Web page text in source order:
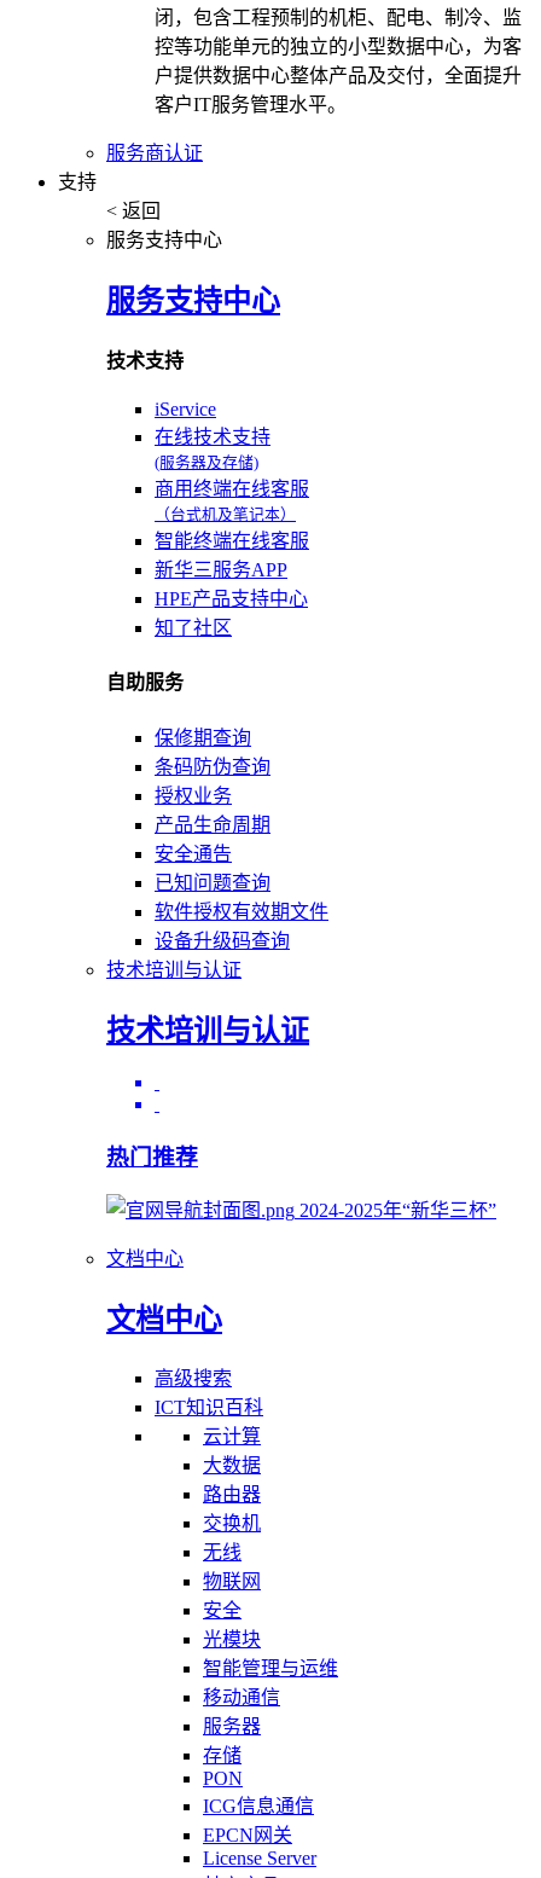
闭，包含工程预制的机柜、配电、制冷、监
控等功能单元的独立的小型数据中心，为客
户提供数据中心整体产品及交付，全面提升
客户IT服务管理水平。
服务商认证
支持
< 返回
服务支持中心
服务支持中心
技术支持
iService
在线技术支持
(服务器及存储)
商用终端在线客服
（台式机及笔记本）
智能终端在线客服
新华三服务APP
HPE产品支持中心
知了社区
自助服务
保修期查询
条码防伪查询
授权业务
产品生命周期
安全通告
已知问题查询
软件授权有效期文件
设备升级码查询
技术培训与认证
技术培训与认证
热门推荐
2024-2025年“新华三杯”
文档中心
文档中心
高级搜索
ICT知识百科
云计算
大数据
路由器
交换机
无线
物联网
安全
光模块
智能管理与运维
移动通信
服务器
存储
PON
ICG信息通信
EPCN网关
License Server